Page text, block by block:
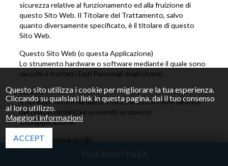
TELEASSISTENZA
sicurezza relative al funzionamento ed alla fruizione di
questo Sito Web. Il Titolare del Trattamento, salvo
quanto diversamente specificato, è il titolare di questo
Sito Web.
Questo Sito Web (o questa Applicazione)
Lo strumento hardware o software mediante il quale sono
raccolti e trattati i Dati Personali degli Utenti.
Servizio
Il Servizio fornito da questo Sito Web così come definito
nei relativi termini (se presenti) su questo
sito/applicazione.
Unione Europea (o UE)
Salvo ove diversamente specificato, ogni riferimento
all’Unione Europea contenuto in questo documento si
Questo sito utilizza i cookie per migliorare la tua esperienza.
Cliccando su qualsiasi link in questa pagina, dai il tuo consenso
al loro utilizzo.
Maggiori informazioni
ACCEPT